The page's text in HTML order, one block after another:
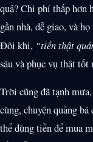
quả? Chi phí thấp hơn
gần nhà, dễ giao, và
Đôi khi, “tiền thật
sâu và phục vụ thật
Trời cũng đã tạnh
cùng, chuyện quảng
thể dùng tiền để mua